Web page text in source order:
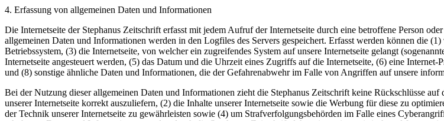
4. Erfassung von allgemeinen Daten und Informationen
Die Internetseite der Stephanus Zeitschrift erfasst mit jedem Aufruf der Internetseite durch eine betroffene Person
allgemeinen Daten und Informationen werden in den Logfiles des Servers gespeichert. Erfasst werden können die
Betriebssystem, (3) die Internetseite, von welcher ein zugreifendes System auf unsere Internetseite gelangt
Internetseite angesteuert werden, (5) das Datum und die Uhrzeit eines Zugriffs auf die Internetseite, (6) eine
und (8) sonstige ähnliche Daten und Informationen, die der Gefahrenabwehr im Falle von Angriffen auf unsere
Bei der Nutzung dieser allgemeinen Daten und Informationen zieht die Stephanus Zeitschrift keine Rückschlüsse
unserer Internetseite korrekt auszuliefern, (2) die Inhalte unserer Internetseite sowie die Werbung für diese zu
der Technik unserer Internetseite zu gewährleisten sowie (4) um Strafverfolgungsbehörden im Falle eines